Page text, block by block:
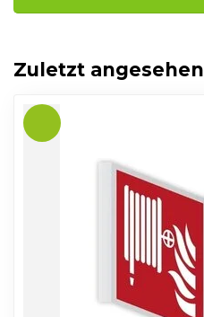
Zuletzt angesehen